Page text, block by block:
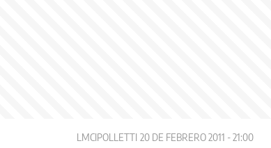
LMCIPOLLETTI 20 DE FEBRERO 2011 - 21:00